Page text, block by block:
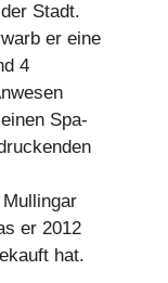
Stadt.
er eine
4
Spa-
er 2012
hat.